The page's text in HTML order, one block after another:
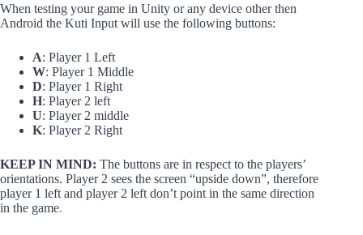
When testing your game in Unity or any device other then
Android the Kuti Input will use the following buttons:
A: Player 1 Left
W: Player 1 Middle
D: Player 1 Right
H: Player 2 left
U: Player 2 middle
K: Player 2 Right
KEEP IN MIND: The buttons are in respect to the players’
orientations. Player 2 sees the screen “upside down”, therefore
player 1 left and player 2 left don’t point in the same direction
in the game.